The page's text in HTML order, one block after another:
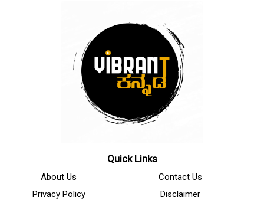
Quick Links
About Us
Contact Us
Privacy Policy
Disclaimer